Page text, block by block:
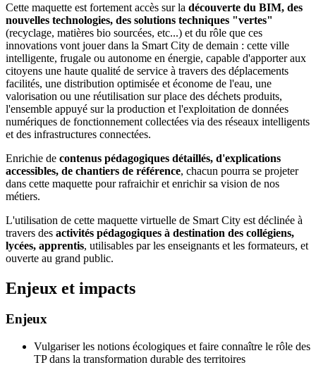
Cette maquette est fortement accès sur la découverte du BIM, des
nouvelles technologies, des solutions techniques "vertes"
(recyclage, matières bio sourcées, etc...) et du rôle que ces
innovations vont jouer dans la Smart City de demain : cette ville
intelligente, frugale ou autonome en énergie, capable d'apporter aux
citoyens une haute qualité de service à travers des déplacements
facilités, une distribution optimisée et économe de l'eau, une
valorisation ou une réutilisation sur place des déchets produits,
l'ensemble appuyé sur la production et l'exploitation de données
numériques de fonctionnement collectées via des réseaux intelligents
et des infrastructures connectées.
Enrichie de contenus pédagogiques détaillés, d'explications
accessibles, de chantiers de référence, chacun pourra se projeter
dans cette maquette pour rafraichir et enrichir sa vision de nos
métiers.
L'utilisation de cette maquette virtuelle de Smart City est déclinée à
travers des activités pédagogiques à destination des collégiens,
lycées, apprentis, utilisables par les enseignants et les formateurs, et
ouverte au grand public.
Enjeux et impacts
Enjeux
Vulgariser les notions écologiques et faire connaître le rôle des
TP dans la transformation durable des territoires